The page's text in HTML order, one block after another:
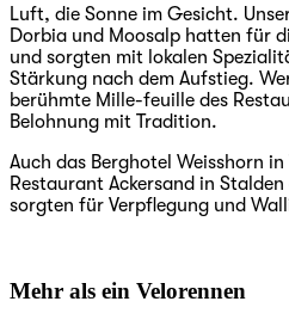
Luft, die Sonne im Gesicht.
Dorbia und Moosalp hatten für
und sorgten mit lokalen
Stärkung nach dem Aufstieg.
berühmte Mille-feuille des
Belohnung mit Tradition.
Auch das Berghotel Weisshorn
Restaurant Ackersand in Stalden
sorgten für Verpflegung und
Mehr als ein Velorennen